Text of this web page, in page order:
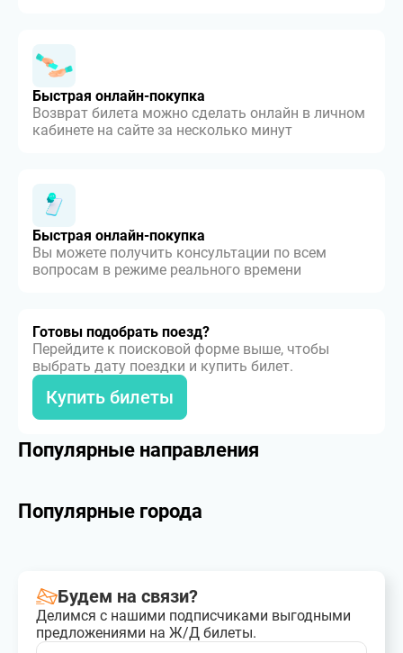
Быстрая онлайн-покупка
Возврат билета можно сделать онлайн в личном
кабинете на сайте за несколько минут
Быстрая онлайн-покупка
Вы можете получить консультации по всем
вопросам в режиме реального времени
Готовы подобрать поезд?
Перейдите к поисковой форме выше, чтобы
выбрать дату поездки и купить билет.
Купить билеты
Популярные направления
Популярные города
Будем на связи?
Делимся с нашими подписчиками выгодными
предложениями на Ж/Д билеты.